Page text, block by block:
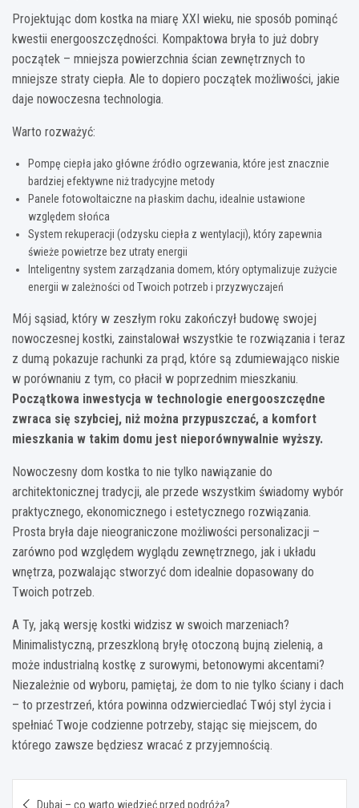
Projektując dom kostka na miarę XXI wieku, nie sposób pominąć
kwestii energooszczędności. Kompaktowa bryła to już dobry
początek – mniejsza powierzchnia ścian zewnętrznych to
mniejsze straty ciepła. Ale to dopiero początek możliwości, jakie
daje nowoczesna technologia.
Warto rozważyć:
Pompę ciepła jako główne źródło ogrzewania, które jest znacznie
bardziej efektywne niż tradycyjne metody
Panele fotowoltaiczne na płaskim dachu, idealnie ustawione
względem słońca
System rekuperacji (odzysku ciepła z wentylacji), który zapewnia
świeże powietrze bez utraty energii
Inteligentny system zarządzania domem, który optymalizuje zużycie
energii w zależności od Twoich potrzeb i przyzwyczajeń
Mój sąsiad, który w zeszłym roku zakończył budowę swojej
nowoczesnej kostki, zainstalował wszystkie te rozwiązania i teraz
z dumą pokazuje rachunki za prąd, które są zdumiewająco niskie
w porównaniu z tym, co płacił w poprzednim mieszkaniu.
Początkowa inwestycja w technologie energooszczędne
zwraca się szybciej, niż można przypuszczać, a komfort
mieszkania w takim domu jest nieporównywalnie wyższy.
Nowoczesny dom kostka to nie tylko nawiązanie do
architektonicznej tradycji, ale przede wszystkim świadomy wybór
praktycznego, ekonomicznego i estetycznego rozwiązania.
Prosta bryła daje nieograniczone możliwości personalizacji –
zarówno pod względem wyglądu zewnętrznego, jak i układu
wnętrza, pozwalając stworzyć dom idealnie dopasowany do
Twoich potrzeb.
A Ty, jaką wersję kostki widzisz w swoich marzeniach?
Minimalistyczną, przeszkloną bryłę otoczoną bujną zielenią, a
może industrialną kostkę z surowymi, betonowymi akcentami?
Niezależnie od wyboru, pamiętaj, że dom to nie tylko ściany i dach
– to przestrzeń, która powinna odzwierciedlać Twój styl życia i
spełniać Twoje codzienne potrzeby, stając się miejscem, do
którego zawsze będziesz wracać z przyjemnością.
Dubaj – co warto wiedzieć przed podróżą?